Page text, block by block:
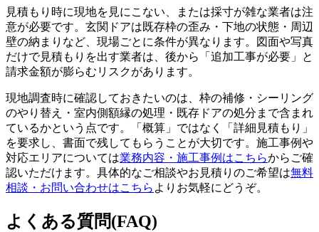
見積もり時に現地を見にこない、または採寸が雑な業者は注
意が必要です。玄関ドアは既存枠の歪み・下地の状態・周辺
壁の納まりなど、現場ごとに条件が異なります。図面や写真
だけで見積もりを出す業者は、後から「追加工事が必要」と
請求金額が膨らむリスクがあります。
現地調査時に確認しておきたいのは、枠の補修・シーリング
のやり替え・室内側額縁の処理・既存ドアの処分まで含まれ
ているかという点です。「概算」ではなく「詳細見積もり」
を要求し、書面で残してもらうことが大切です。施工事例や
対応エリアについては業務内容・施工事例はこちらからご確
認いただけます。具体的なご相談やお見積りのご希望は無料
相談・お問い合わせはこちら よりお気軽にどうぞ。
よくある質問(FAQ)